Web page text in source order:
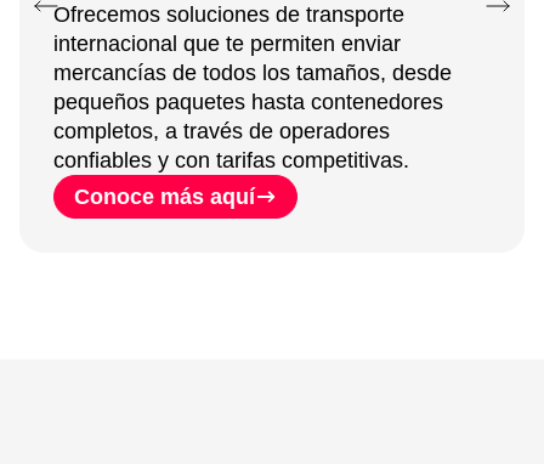
Ofrecemos soluciones de transporte
internacional que te permiten enviar
mercancías de todos los tamaños, desde
pequeños paquetes hasta contenedores
completos, a través de operadores
confiables y con tarifas competitivas.
Conoce más aquí